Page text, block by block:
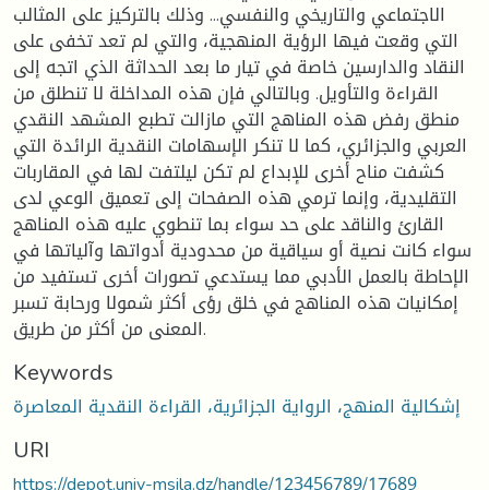
الاجتماعي والتاريخي والنفسي... وذلك بالتركيز على المثالب
التي وقعت فيها الرؤية المنهجية، والتي لم تعد تخفى على
النقاد والدارسين خاصة في تيار ما بعد الحداثة الذي اتجه إلى
القراءة والتأويل. وبالتالي فإن هذه المداخلة لا تنطلق من
منطق رفض هذه المناهج التي مازالت تطبع المشهد النقدي
العربي والجزائري، كما لا تنكر الإسهامات النقدية الرائدة التي
كشفت مناح أخرى للإبداع لم تكن ليلتفت لها في المقاربات
التقليدية، وإنما ترمي هذه الصفحات إلى تعميق الوعي لدى
القارئ والناقد على حد سواء بما تنطوي عليه هذه المناهج
سواء كانت نصية أو سياقية من محدودية أدواتها وآلياتها في
الإحاطة بالعمل الأدبي مما يستدعي تصورات أخرى تستفيد من
إمكانيات هذه المناهج في خلق رؤى أكثر شمولا ورحابة تسبر
المعنى من أكثر من طريق.
Keywords
إشكالية المنهج، الرواية الجزائرية، القراءة النقدية المعاصرة
URI